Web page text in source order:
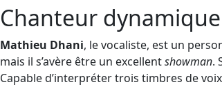
Chanteur dynamique
Mathieu Dhani, le vocaliste, est un
mais il s’avère être un excellentshowman.
Capable d’interpréter trois timbres de